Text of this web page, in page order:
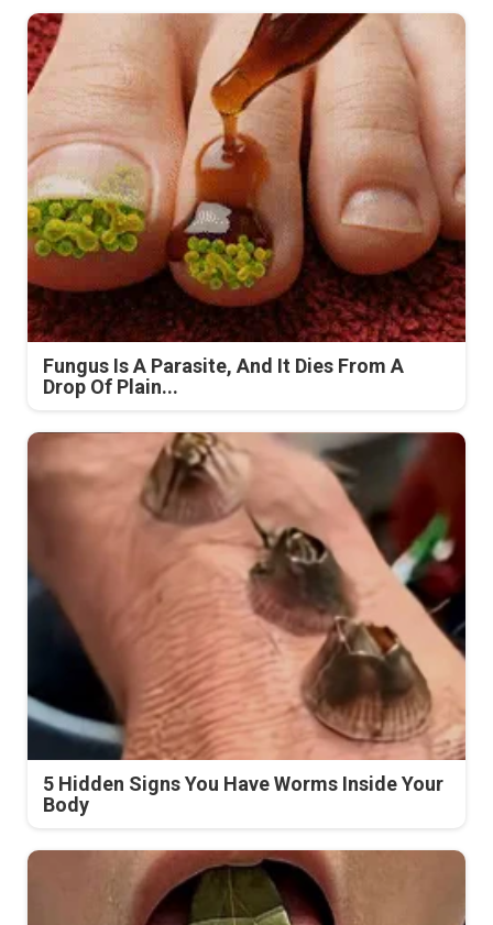
Fungus Is A Parasite, And It Dies From A
Drop Of Plain...
5 Hidden Signs You Have Worms Inside Your
Body